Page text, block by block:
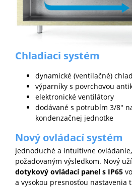
Chladiaci systém
dynamické (ventilačné)
výparníky s povrchovou
elektronické ventilátory
dodávané s potrubím 3/8"
kondenzačnej jednotke
Nový ovládací systém
Jednoduché a intuitívne
požadovaným výsledkom. Nový
dotykový ovládací panel s IP65
a vysokou presnosťou nastavenia